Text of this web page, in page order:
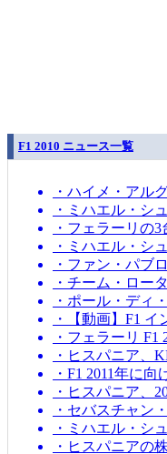
F1 2010 ニュース一覧
・ハイメ・アル
・ミハエル・シ
・フェラーリの
・ミハエル・シ
・ファン・パブ
・チーム・ロー
・ポール・ディ
・【動画】F1 イ
・フェラーリ
・ヒスパニア、
・F1 2011年に
・ヒスパニア、
・セバスチャン
・ミハエル・シ
・ヒスパニアの